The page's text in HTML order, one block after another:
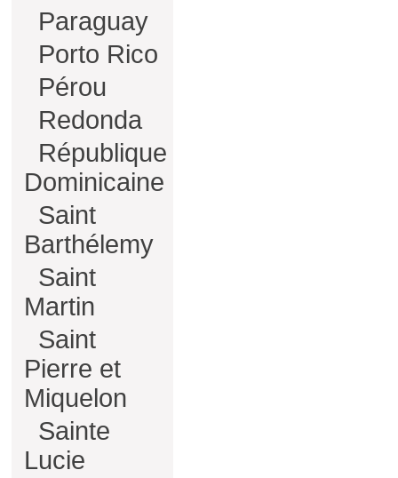
Paraguay
Porto Rico
Pérou
Redonda
République
Dominicaine
Saint
Barthélemy
Saint
Martin
Saint
Pierre et
Miquelon
Sainte
Lucie